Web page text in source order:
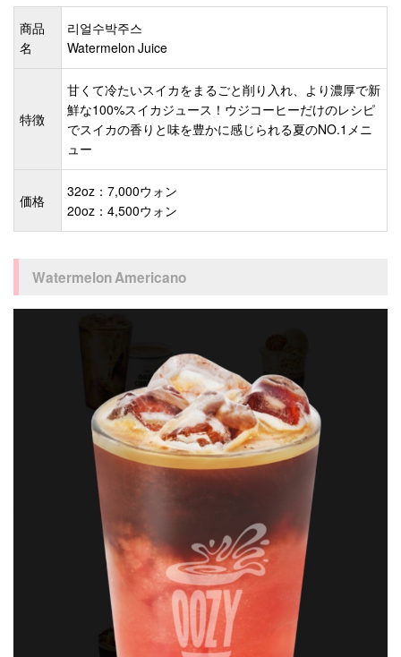
商品
名
리얼수박주스
Watermelon Juice
特徴
甘くて冷たいスイカをまるごと削り入れ、より濃厚で新
鮮な100%スイカジュース！ウジコーヒーだけのレシピ
でスイカの香りと味を豊かに感じられる夏のNO.1メニ
ュー
価格
32oz：7,000ウォン
20oz：4,500ウォン
Watermelon Americano